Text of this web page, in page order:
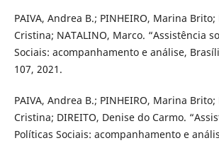
PAIVA, Andrea B.; PINHEIRO, Marina Brito;
Cristina; NATALINO, Marco. “Assistência
Sociais: acompanhamento e análise,
107, 2021.
PAIVA, Andrea B.; PINHEIRO, Marina Brito;
Cristina; DIREITO, Denise do Carmo.
Políticas Sociais: acompanhamento e